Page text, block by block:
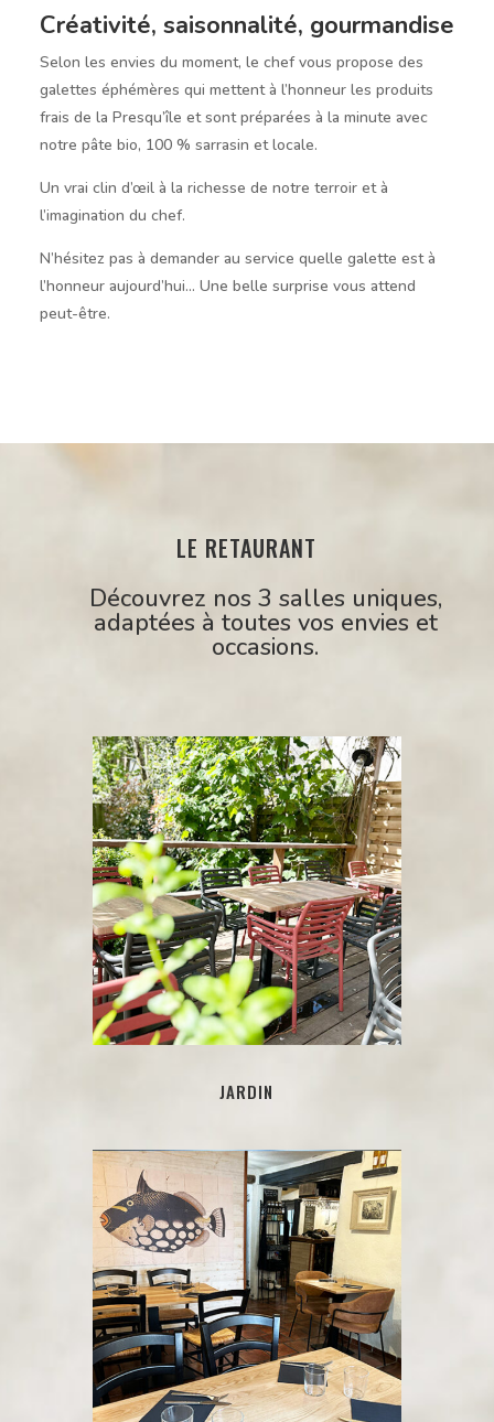
Créativité, saisonnalité, gourmandise
Selon les envies du moment, le chef vous propose des
galettes éphémères qui mettent à l’honneur les produits
frais de la Presqu’île et sont préparées à la minute avec
notre pâte bio, 100 % sarrasin et locale.
Un vrai clin d’œil à la richesse de notre terroir et à
l’imagination du chef.
N’hésitez pas à demander au service quelle galette est à
l’honneur aujourd’hui… Une belle surprise vous attend
peut-être.
LE RETAURANT
Découvrez nos 3 salles uniques,
adaptées à toutes vos envies et
occasions.
JARDIN